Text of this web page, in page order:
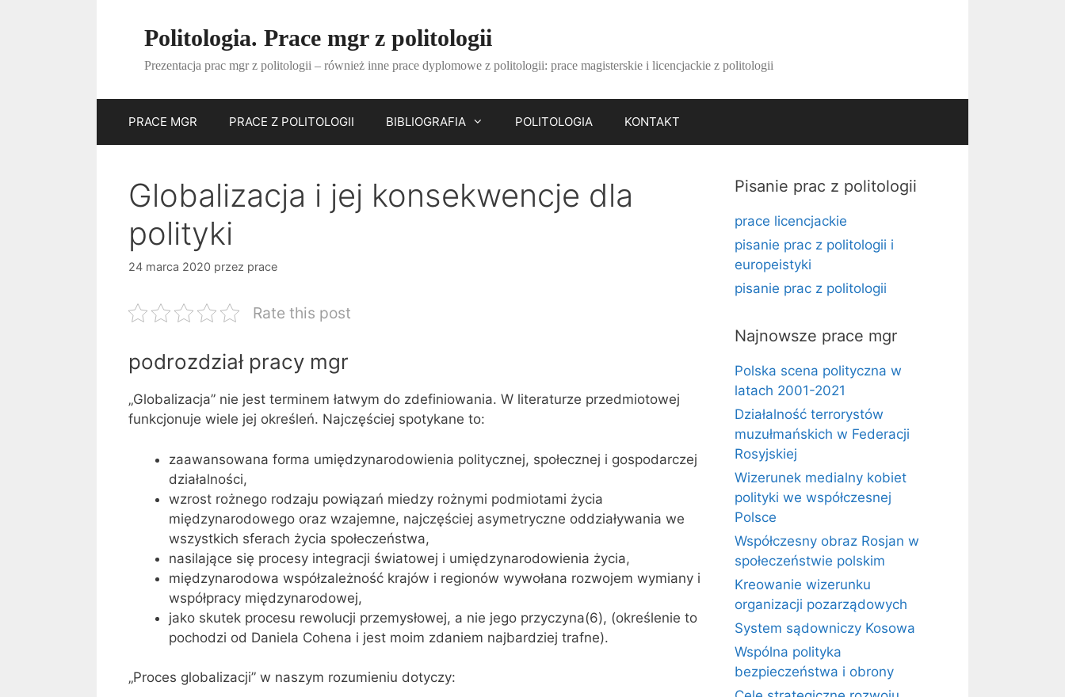
Politologia. Prace mgr z politologii
Prezentacja prac mgr z politologii – również inne prace dyplomowe z politologii: prace magisterskie i licencjackie z politologii
PRACE MGR PRACE Z POLITOLOGII BIBLIOGRAFIA POLITOLOGIA KONTAKT
Globalizacja i jej konsekwencje dla
polityki
24 marca 2020 przez prace
Rate this post
podrozdział pracy mgr
„Globalizacja” nie jest terminem łatwym do zdefiniowania. W literaturze przedmiotowej
funkcjonuje wiele jej określeń. Najczęściej spotykane to:
zaawansowana forma umiędzynarodowienia politycznej, społecznej i gospodarczej
działalności,
wzrost rożnego rodzaju powiązań miedzy rożnymi podmiotami życia
międzynarodowego oraz wzajemne, najczęściej asymetryczne oddziaływania we
wszystkich sferach życia społeczeństwa,
nasilające się procesy integracji światowej i umiędzynarodowienia życia,
międzynarodowa współzależność krajów i regionów wywołana rozwojem wymiany i
współpracy międzynarodowej,
jako skutek procesu rewolucji przemysłowej, a nie jego przyczyna(6), (określenie to
pochodzi od Daniela Cohena i jest moim zdaniem najbardziej trafne).
„Proces globalizacji” w naszym rozumieniu dotyczy:
Pisanie prac z politologii
prace licencjackie
pisanie prac z politologii i
europeistyki
pisanie prac z politologii
Najnowsze prace mgr
Polska scena polityczna w
latach 2001-2021
Działalność terrorystów
muzułmańskich w Federacji
Rosyjskiej
Wizerunek medialny kobiet
polityki we współczesnej
Polsce
Współczesny obraz Rosjan w
społeczeństwie polskim
Kreowanie wizerunku
organizacji pozarządowych
System sądowniczy Kosowa
Wspólna polityka
bezpieczeństwa i obrony